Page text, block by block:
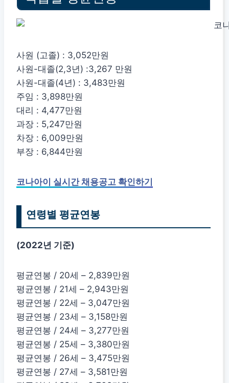
사원 (고졸) : 3,052만원
사원-대졸(2,3년) :3,267 만원
사원-대졸(4년) : 3,483만원
주임 : 3,898만원
대리 : 4,477만원
과장 : 5,247만원
차장 : 6,009만원
부장 : 6,844만원
코나아이 실시간 채용공고 확인하기
연령별 평균연봉
(2022년 기준)
평균연봉 / 20세 – 2,839만원
평균연봉 / 21세 – 2,943만원
평균연봉 / 22세 – 3,047만원
평균연봉 / 23세 – 3,158만원
평균연봉 / 24세 – 3,277만원
평균연봉 / 25세 – 3,380만원
평균연봉 / 26세 – 3,475만원
평균연봉 / 27세 – 3,581만원